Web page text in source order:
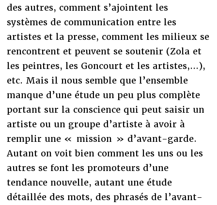
des autres, comment s’ajointent les
systèmes de communication entre les
artistes et la presse, comment les milieux se
rencontrent et peuvent se soutenir (Zola et
les peintres, les Goncourt et les artistes,...),
etc. Mais il nous semble que l’ensemble
manque d’une étude un peu plus complète
portant sur la conscience qui peut saisir un
artiste ou un groupe d’artiste à avoir à
remplir une « mission » d’avant-garde.
Autant on voit bien comment les uns ou les
autres se font les promoteurs d’une
tendance nouvelle, autant une étude
détaillée des mots, des phrasés de l’avant-